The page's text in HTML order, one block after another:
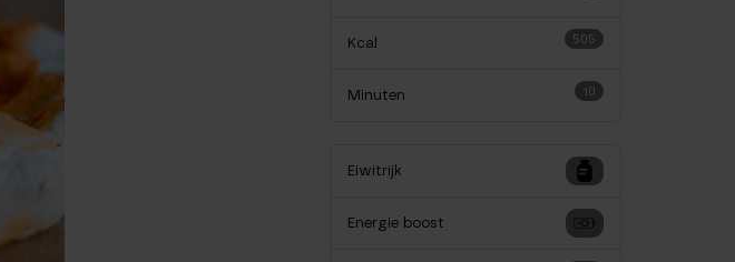
Kcal 505
Minuten 10
Eiwitrijk
Energie boost